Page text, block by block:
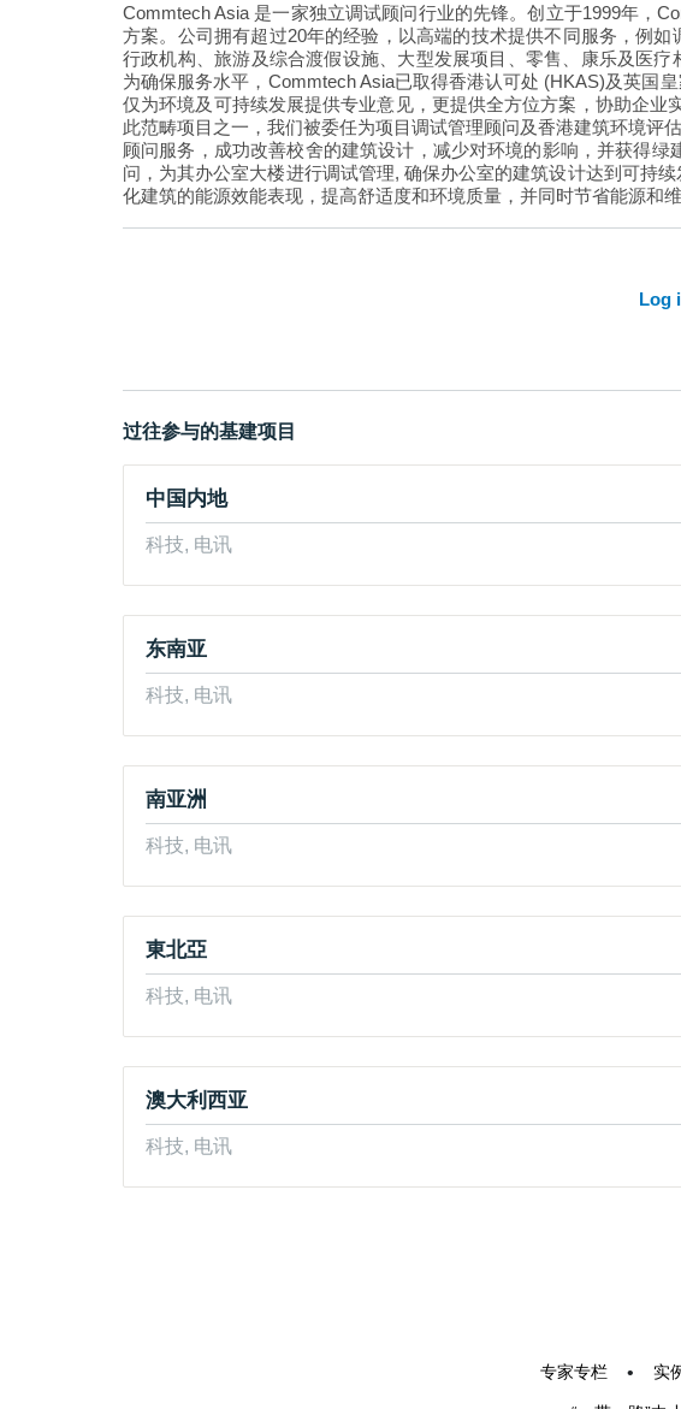
Commtech Asia 是一家独立调试顾问行业的先锋。创立于1999年，
方案。公司拥有超过20年的经验，以高端的技术提供不同服务，例
行政机构、旅游及综合渡假设施、大型发展项目、零售、康乐及医
为确保服务水平，Commtech Asia已取得香港认可处 (HKAS)及英国
仅为环境及可持续发展提供专业意见，更提供全方位方案，协助企
此范畴项目之一，我们被委任为项目调试管理顾问及香港建筑环境评
顾问服务，成功改善校舍的建筑设计，减少对环境的影响，并获得
问，为其办公室大楼进行调试管理, 确保办公室的建筑设计达到可持
化建筑的能源效能表现，提高舒适度和环境质量，并同时节省能源和维
Log
过往参与的基建项目
中国内地
科技, 电讯
东南亚
科技, 电讯
南亚洲
科技, 电讯
東北亞
科技, 电讯
澳大利西亚
科技, 电讯
专家专栏 • 实